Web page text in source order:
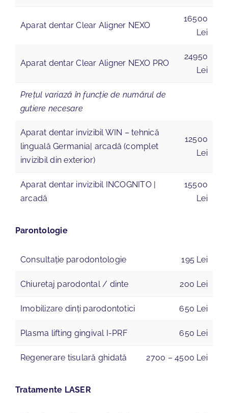
Aparat dentar Clear Aligner NEXO
16500
Lei
Aparat dentar Clear Aligner NEXO PRO
24950
Lei
Prețul variază în funcție de numărul de
gutiere necesare
Aparat dentar invizibil WIN – tehnică
linguală Germania| arcadă (complet
invizibil din exterior)
12500
Lei
Aparat dentar invizibil INCOGNITO |
arcadă
15500
Lei
Parontologie
Consultație parodontologie 195 Lei
Chiuretaj parodontal / dinte 200 Lei
Imobilizare dinți parodontotici 650 Lei
Plasma lifting gingival I-PRF 650 Lei
Regenerare tisulară ghidată 2700 – 4500 Lei
Tratamente LASER